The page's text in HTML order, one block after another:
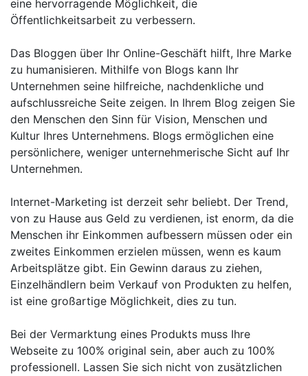
eine hervorragende Möglichkeit, die
Öffentlichkeitsarbeit zu verbessern.
Das Bloggen über Ihr Online-Geschäft hilft, Ihre Marke
zu humanisieren. Mithilfe von Blogs kann Ihr
Unternehmen seine hilfreiche, nachdenkliche und
aufschlussreiche Seite zeigen. In Ihrem Blog zeigen Sie
den Menschen den Sinn für Vision, Menschen und
Kultur Ihres Unternehmens. Blogs ermöglichen eine
persönlichere, weniger unternehmerische Sicht auf Ihr
Unternehmen.
Internet-Marketing ist derzeit sehr beliebt. Der Trend,
von zu Hause aus Geld zu verdienen, ist enorm, da die
Menschen ihr Einkommen aufbessern müssen oder ein
zweites Einkommen erzielen müssen, wenn es kaum
Arbeitsplätze gibt. Ein Gewinn daraus zu ziehen,
Einzelhändlern beim Verkauf von Produkten zu helfen,
ist eine großartige Möglichkeit, dies zu tun.
Bei der Vermarktung eines Produkts muss Ihre
Webseite zu 100% original sein, aber auch zu 100%
professionell. Lassen Sie sich nicht von zusätzlichen